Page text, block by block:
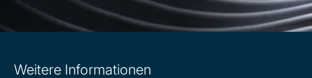
information
Weitere Informationen